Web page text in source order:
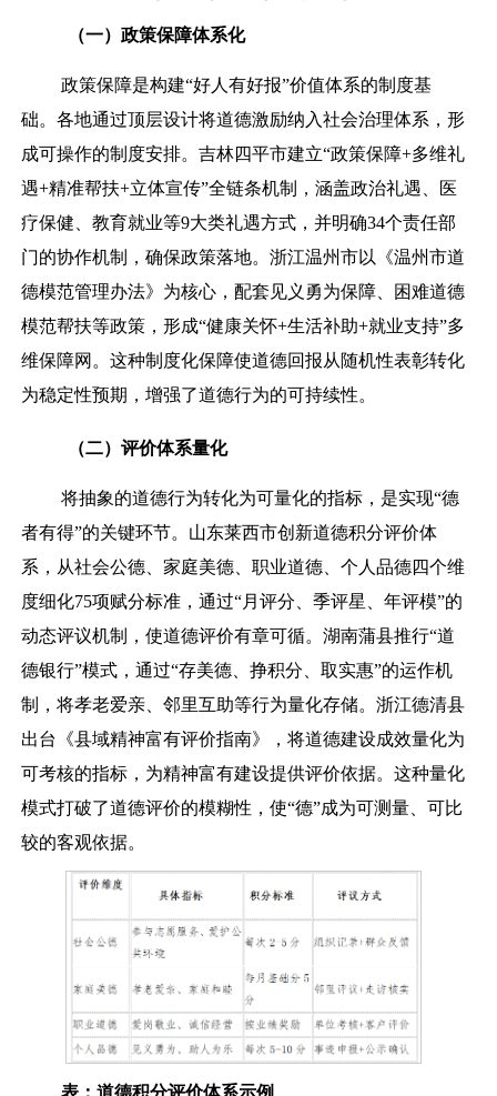
（一）政策保障体系化
政策保障是构建“好人有好报”价值体系的制度基
础。各地通过顶层设计将道德激励纳入社会治理体系，形
成可操作的制度安排。吉林四平市建立“政策保障+多维礼
遇+精准帮扶+立体宣传”全链条机制，涵盖政治礼遇、医
疗保健、教育就业等9大类礼遇方式，并明确34个责任部
门的协作机制，确保政策落地。浙江温州市以《温州市道
德模范管理办法》为核心，配套见义勇为保障、困难道德
模范帮扶等政策，形成“健康关怀+生活补助+就业支持”多
维保障网。这种制度化保障使道德回报从随机性表彰转化
为稳定性预期，增强了道德行为的可持续性。
（二）评价体系量化
将抽象的道德行为转化为可量化的指标，是实现“德
者有得”的关键环节。山东莱西市创新道德积分评价体
系，从社会公德、家庭美德、职业道德、个人品德四个维
度细化75项赋分标准，通过“月评分、季评星、年评模”的
动态评议机制，使道德评价有章可循。湖南蒲县推行“道
德银行”模式，通过“存美德、挣积分、取实惠”的运作机
制，将孝老爱亲、邻里互助等行为量化存储。浙江德清县
出台《县域精神富有评价指南》，将道德建设成效量化为
可考核的指标，为精神富有建设提供评价依据。这种量化
模式打破了道德评价的模糊性，使“德”成为可测量、可比
较的客观依据。
表：道德积分评价体系示例